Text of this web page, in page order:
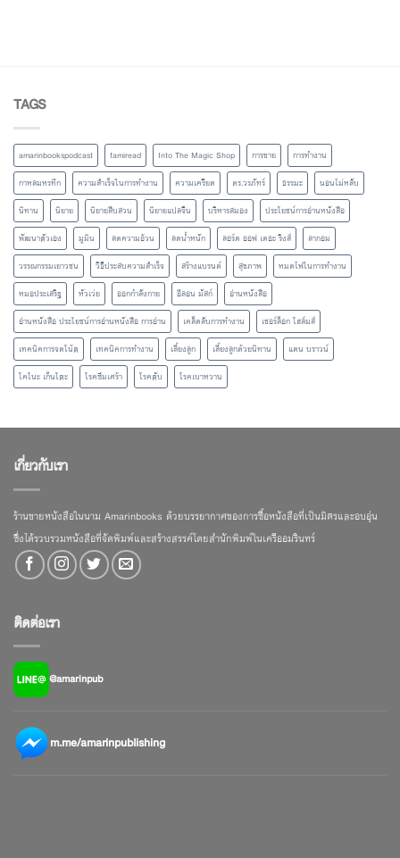
TAGS
amarinbookspodcast famiread Into The Magic Shop การขาย
การทำงาน
กาหลมหรทึก
ความสำเร็จในการทำงาน ความเครียด ดร.วรภัทร์ ธรรมะ
นอนไม่หลับ
นิทาน
นิยาย นิยายสืบสวน นิยายแปลจีน บริหารสมอง
ประโยชน์การอ่านหนังสือ
พัฒนาตัวเอง
มูมิน ลดความอ้วน ลดน้ำหนัก ลอร์ด ออฟ เดอะ ริงส์
ลากอม
วรรณกรรมเยาวชน
วิธีประสบความสำเร็จ สร้างแบรนด์ สุขภาพ
หมดไฟในการทำงาน
หมอประเสริฐ
หัวเว่ย ออกกำลังกาย อีลอน มัสก์
อ่านหนังสือ
อ่านหนังสือ ประโยชน์การอ่านหนังสือ การอ่าน
เคล็ดลับการทำงาน
เชอร์ล็อก โฮล์มส์
เทคนิคการจดโน้ต
เทคนิคการทำงาน เลี้ยงลูก เลี้ยงลูกด้วยนิทาน
แดน บราวน์
โคโนะ เก็นโตะ
โรคซึมเศร้า โรคตับ โรคเบาหวาน
เกี่ยวกับเรา
ร้านขายหนังสือในนาม Amarinbooks ด้วยบรรยากาศของการซื้อหนังสือที่เป็นมิตรและอบอุ่น
ซึ่งได้รวบรวมหนังสือที่จัดพิมพ์และสร้างสรรค์โดยสำนักพิมพ์ในเครืออมรินทร์
ติดต่อเรา
@amarinpub
m.me/amarinpublishing